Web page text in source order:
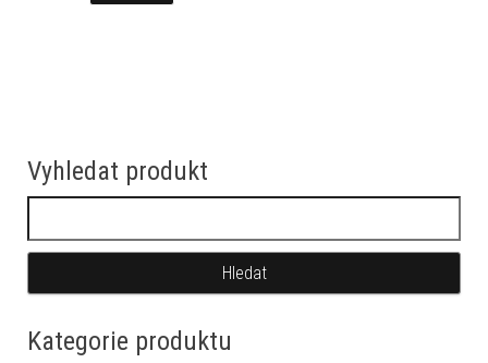
Vyhledat produkt
Kategorie produktu